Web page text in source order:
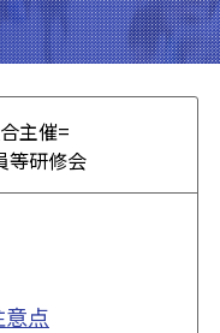
主催=
等研修会
点